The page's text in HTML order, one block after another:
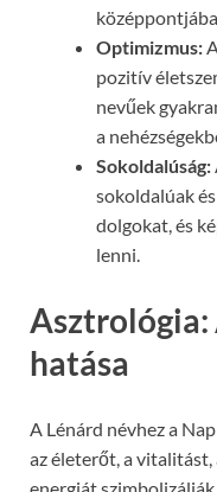
Optimizmus:
pozitív
nevűek
a
Sokoldalúság:
sokoldalúak
dolgokat, és
lenni.
Asztrológia:
hatása
A Lénárd névhez a
az életerőt, a vitalitást,